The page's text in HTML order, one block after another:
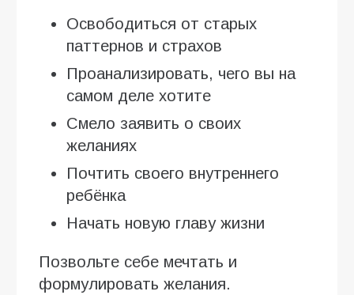
Освободиться от старых
паттернов и страхов
Проанализировать, чего вы на
самом деле хотите
Смело заявить о своих
желаниях
Почтить своего внутреннего
ребёнка
Начать новую главу жизни
Позвольте себе мечтать и
формулировать желания.